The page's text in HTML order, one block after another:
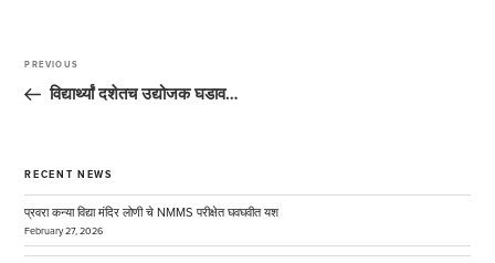
navigation
Previous
Post
PREVIOUS
विद्यार्थ्‍यां दशेतच उद्योजक घडाव…
RECENT NEWS
प्रवरा कन्या विद्या मंदिर लोणी चे NMMS परीक्षेत घवघवीत यश
February 27, 2026